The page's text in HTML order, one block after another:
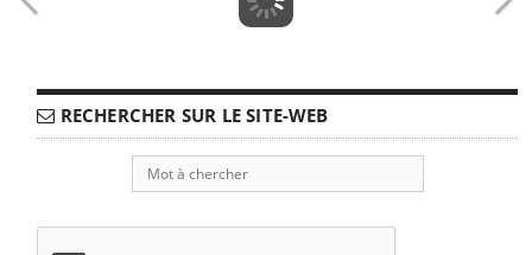
RECHERCHER SUR LE SITE-WEB